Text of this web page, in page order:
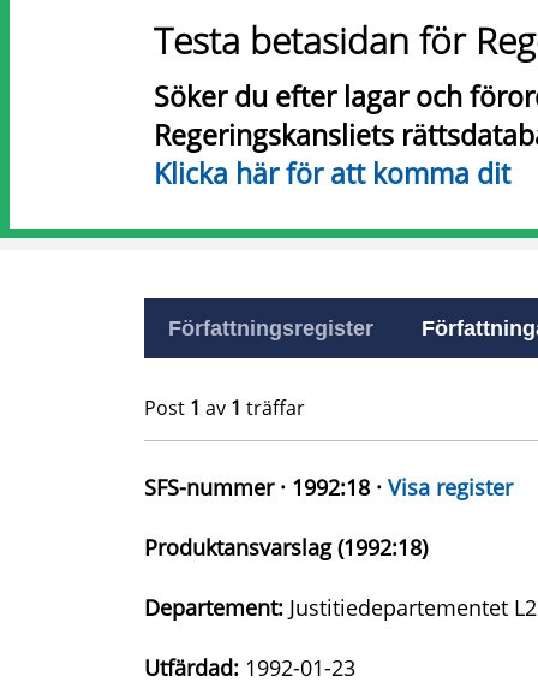
Testa betasidan för
Söker du efter lagar och
Regeringskansliets
Klicka här för att komma dit
Författningsregister
Post 1 av 1 träffar
SFS-nummer · 1992:18 · Visa register
Produktansvarslag (1992:18)
Departement: Justitiedepartementet L2
Utfärdad: 1992-01-23